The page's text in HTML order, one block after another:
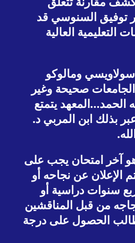
توفيق السنوسي قد
التعليمية العالية
في سولاويسي ومالوكو
الجامعات صحيحة وغير
الحمد…المعهد يتمتع
بذلك ابن المربي د.
آخر امتحان يجب على
الإعلان عن نجاحه أو
سنوات دراسية أو
من قبل المناقشين
الحصول على درجة